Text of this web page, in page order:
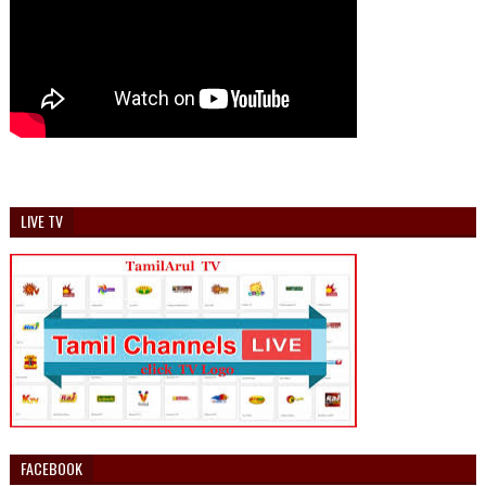
LIVE TV
FACEBOOK